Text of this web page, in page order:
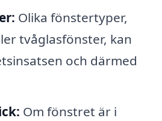
Olika fönstertyper,
tvåglasfönster, kan
och därmed
Om fönstret är i